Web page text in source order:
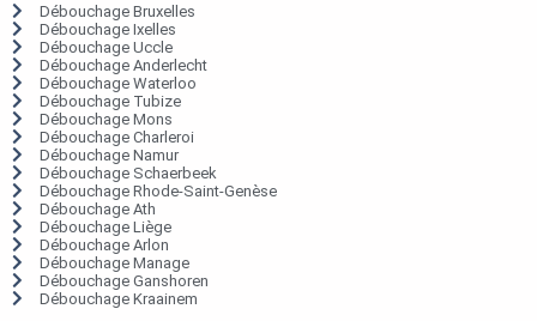
Débouchage Bruxelles
Débouchage Ixelles
Débouchage Uccle
Débouchage Anderlecht
Débouchage Waterloo
Débouchage Tubize
Débouchage Mons
Débouchage Charleroi
Débouchage Namur
Débouchage Schaerbeek
Débouchage Rhode-Saint-Genèse
Débouchage Ath
Débouchage Liège
Débouchage Arlon
Débouchage Manage
Débouchage Ganshoren
Débouchage Kraainem